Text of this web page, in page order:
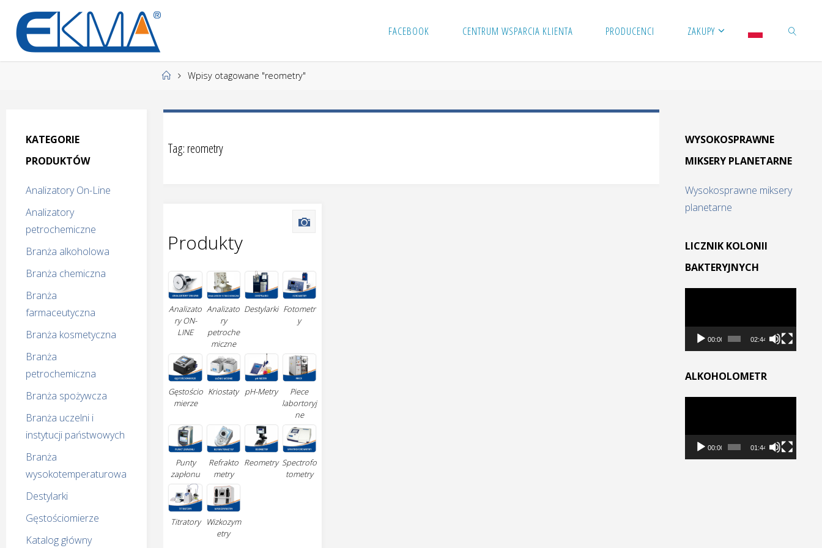
treści
KM
i procesowe
FACEBOOK CENTRUM WSPARCIA KLIENTA PRODUCENCI ZAKUPY
StronaWpisy otagowane "reometry"
Tag: reometry
Produkty
Analizato
ry ON-
LINE
Analizato
ry
petroche
miczne
Destylarki Fotometr
y
Gęstościo
mierze
Kriostaty pH-Metry
Piece
labortoryj
ne
Punty
zapłonu
Refrakto
metry
Reometry Spectrofo
tometry
Titratory
Wizkozym
etry
KATEGORIE
PRODUKTÓW
Analizatory On-Line
Analizatory
petrochemiczne
Branża alkoholowa
Branża chemiczna
Branża
farmaceutyczna
Branża kosmetyczna
Branża
petrochemiczna
Branża spożywcza
Branża uczelni i
instytucji państwowych
Branża
wysokotemperaturowa
Destylarki
Gęstościomierze
Katalog główny
WYSOKOSPRAWNE
MIKSERY PLANETARNE
Wysokosprawne miksery
planetarne
LICZNIK KOLONII
BAKTERYJNYCH
00:00 02:44
ALKOHOLOMETR
00:00 01:44